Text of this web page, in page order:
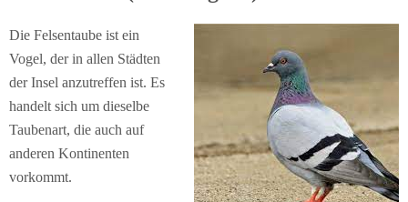
Die Felsentaube ist ein
Vogel, der in allen Städten
der Insel anzutreffen ist. Es
handelt sich um dieselbe
Taubenart, die auch auf
anderen Kontinenten
vorkommt.